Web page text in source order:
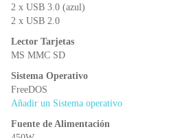
2 x USB 3.0 (azul)
2 x USB 2.0
Lector Tarjetas
MS MMC SD
Sistema Operativo
FreeDOS
Añadir un Sistema operativo
Fuente de Alimentación